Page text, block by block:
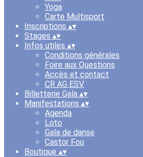
Yoga
Carte Multisport
Inscriptions ▴▾
Stages ▴▾
Infos utiles ▴▾
Conditions générales
Foire aux Questions
Accès et contact
CR AG ESV
Billetterie Gala ▴▾
Manifestations ▴▾
Agenda
Loto
Gala de danse
Castor Fou
Boutique ▴▾